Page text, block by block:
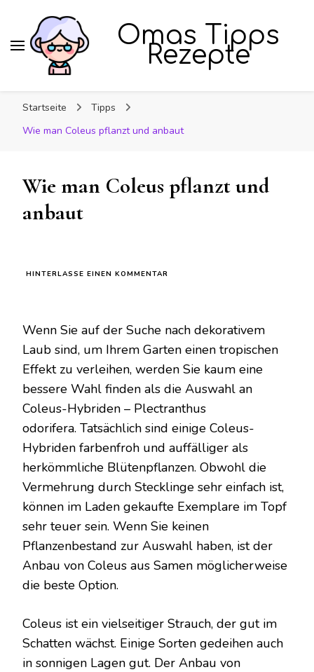
Omas Tipps
Rezepte
Startseite
Tipps
Wie man Coleus pflanzt und anbaut
Wie man Coleus pflanzt und
anbaut
HINTERLASSE EINEN KOMMENTAR
PFLANZT
UND
ANBAUT
Wenn Sie auf der Suche nach dekorativem
Laub sind, um Ihrem Garten einen tropischen
Effekt zu verleihen, werden Sie kaum eine
bessere Wahl finden als die Auswahl an
Coleus-Hybriden – Plectranthus
odorifera. Tatsächlich sind einige Coleus-
Hybriden farbenfroh und auffälliger als
herkömmliche Blütenpflanzen. Obwohl die
Vermehrung durch Stecklinge sehr einfach ist,
können im Laden gekaufte Exemplare im Topf
sehr teuer sein. Wenn Sie keinen
Pflanzenbestand zur Auswahl haben, ist der
Anbau von Coleus aus Samen möglicherweise
die beste Option.
Coleus ist ein vielseitiger Strauch, der gut im
Schatten wächst. Einige Sorten gedeihen auch
in sonnigen Lagen gut. Der Anbau von